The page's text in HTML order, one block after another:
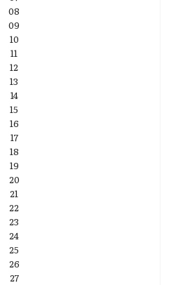
08
09
10
11
12
13
14
15
16
17
18
19
20
21
22
23
24
25
26
27